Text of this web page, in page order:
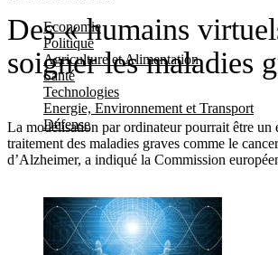
Economie
Politique
Agriculture et Alimentation
Santé
Technologies
Energie, Environnement et Transport
Défense
Des « humains
soigner les maladies
La modélisation par ordinateur pourrait être un
traitement des maladies graves comme le
d’Alzheimer, a indiqué la Commission